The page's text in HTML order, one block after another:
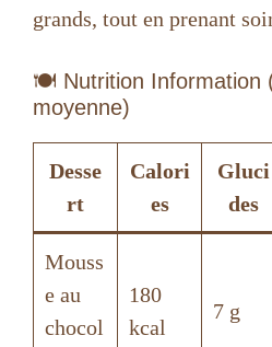
grands, tout en prenant
🍽️ Nutrition Information
moyenne)
Desse
rt
Calori
es
Gluci
des
Mouss
e au
chocol
180
kcal
7 g